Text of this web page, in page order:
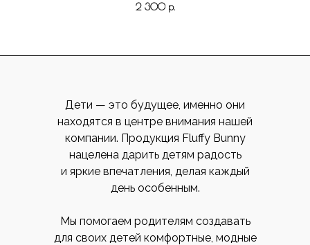
2 300 р.
Дети — это будущее, именно они
находятся в центре внимания нашей
компании. Продукция Fluffy Bunny
нацелена дарить детям радость
и яркие впечатления, делая каждый
день особенным.
Мы помогаем родителям создавать
для своих детей комфортные, модные